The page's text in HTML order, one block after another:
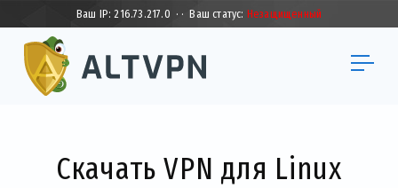
Ваш IP:216.73.217.0 · · Ваш статус: Незащищенный
Скачать VPN для Linux